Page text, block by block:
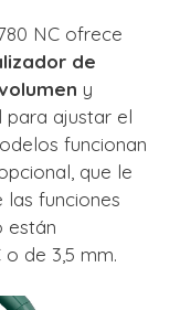
NC ofrece
de
y
para ajustar el
funcionan
que le
funciones
están
de 3,5 mm.